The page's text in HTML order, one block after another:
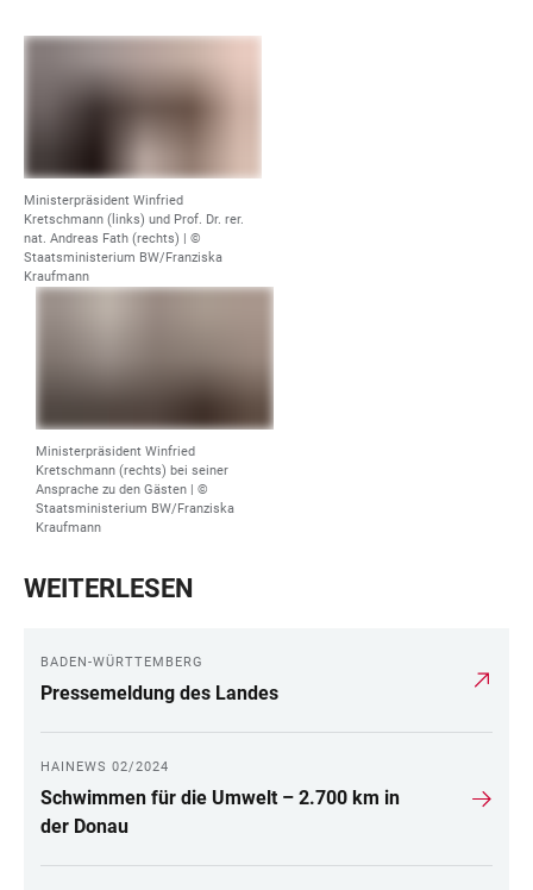
Ministerpräsident Winfried
Kretschmann (links) und Prof. Dr. rer.
nat. Andreas Fath (rechts) | ©
Staatsministerium BW/Franziska
Kraufmann
Ministerpräsident Winfried
Kretschmann (rechts) bei seiner
Ansprache zu den Gästen | ©
Staatsministerium BW/Franziska
Kraufmann
WEITERLESEN
BADEN-WÜRTTEMBERG
Pressemeldung des Landes
HAINEWS 02/2024
Schwimmen für die Umwelt – 2.700 km in
der Donau